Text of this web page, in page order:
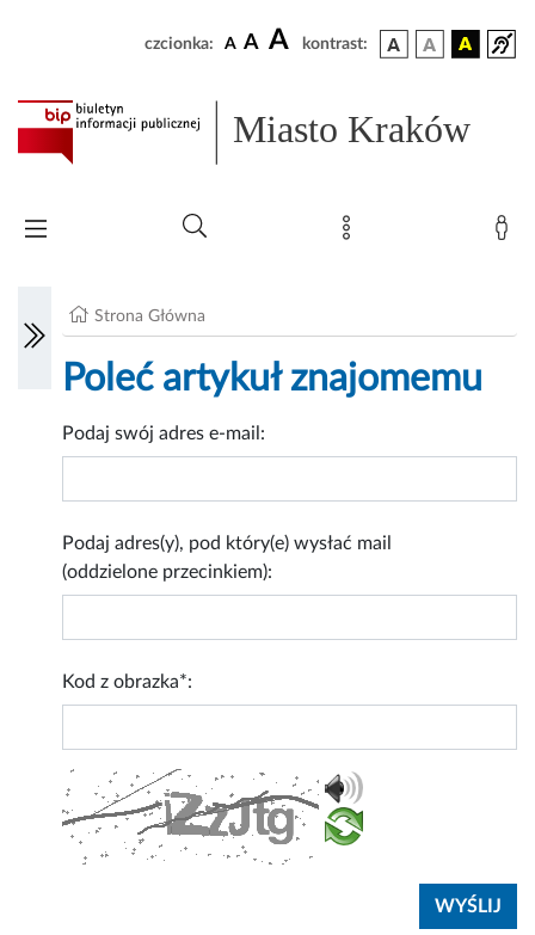
czcionka: A A A kontrast:
Miasto Kraków
Strona Główna
Poleć artykuł znajomemu
Podaj swój adres e-mail:
Podaj adres(y), pod który(e) wysłać mail
(oddzielone przecinkiem):
Kod z obrazka*: